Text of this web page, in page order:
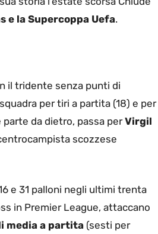
e la Supercoppa Uefa.
il tridente senza punti di
per tiri a partita (18) e per
parte da dietro, passa perVirgil
scozzese
e 31 palloni negli ultimi trenta
in Premier League, attaccano
media a partita (sesti per